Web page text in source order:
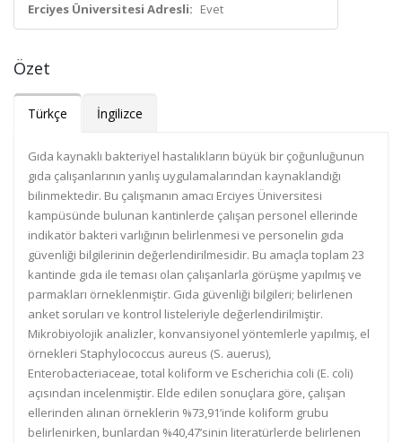
Erciyes Üniversitesi Adresli: Evet
Özet
Türkçe İngilizce
Gıda kaynaklı bakteriyel hastalıkların büyük bir çoğunluğunun
gıda çalışanlarının yanlış uygulamalarından kaynaklandığı
bilinmektedir. Bu çalışmanın amacı Erciyes Üniversitesi
kampüsünde bulunan kantinlerde çalışan personel ellerinde
indikatör bakteri varlığının belirlenmesi ve personelin gıda
güvenliği bilgilerinin değerlendirilmesidir. Bu amaçla toplam 23
kantinde gıda ile teması olan çalışanlarla görüşme yapılmış ve
parmakları örneklenmiştir. Gıda güvenliği bilgileri; belirlenen
anket soruları ve kontrol listeleriyle değerlendirilmiştir.
Mikrobiyolojik analizler, konvansiyonel yöntemlerle yapılmış, el
örnekleri Staphylococcus aureus (S. auerus),
Enterobacteriaceae, total koliform ve Escherichia coli (E. coli)
açısından incelenmiştir. Elde edilen sonuçlara göre, çalışan
ellerinden alınan örneklerin %73,91’inde koliform grubu
belirlenirken, bunlardan %40,47’sinin literatürlerde belirlenen